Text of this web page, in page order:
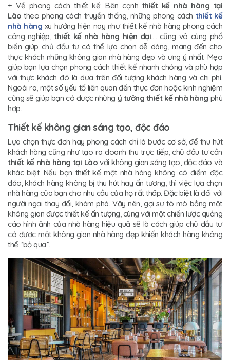
+ Về phong cách thiết kế: Bên cạnh thiết kế nhà hàng tại
Làotheo phong cách truyền thống, những phong cách thiết kế
nhà hàng xu hướng hiện nay như thiết kế nhà hàng phong cách
công nghiệp,thiết kế nhà hàng hiện đại…. cũng vô cùng phổ
biến giúp chủ đầu tư có thể lựa chọn dễ dàng, mang đến cho
thực khách những không gian nhà hàng đẹp và ưng ý nhất. Mẹo
giúp bạn lựa chọn phong cách thiết kế nhanh chóng và phù hợp
với thực khách đó là dựa trên đối tượng khách hàng và chi phí.
Ngoài ra, một số yếu tố liên quan đến thực đơn hoặc kinh nghiệm
cũng sẽ giúp bạn có được những ý tưởng thiết kế nhà hàng phù
hợp.
Thiết kế không gian sáng tạo, độc đáo
Lựa chọn thực đơn hay phong cách chỉ là bước cơ sở, để thu hút
khách hàng cũng như tạo ra doanh thu trực tiếp, chủ đầu tư cần
thiết kế nhà hàng tại Lào với không gian sáng tạo, độc đáo và
khác biệt. Nếu bạn thiết kế một nhà hàng không có điểm độc
đáo, khách hàng không bị thu hút hay ấn tương, thì việc lựa chọn
nhà hàng của bạn cho nhu cầu của họ rất thấp. Đặc biệt là đối với
người ngại thay đổi, khám phá. Vậy nên, gợi sự tò mò bằng một
không gian được thiết kế ấn tượng, cùng với một chiến lược quảng
cáo hình ảnh của nhà hàng hiệu quả sẽ là cách giúp chủ đầu tư
có được một không gian nhà hàng đẹp khiến khách hàng không
thể “bỏ qua”.